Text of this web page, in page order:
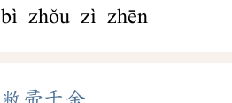
bì zhǒu zì zhēn
敝帚千金